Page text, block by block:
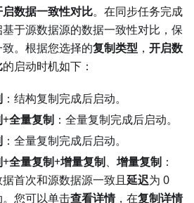
启数据一致性对比。在同步任务完成
于源数据源的数据一致性对比，保
。根据您选择的复制类型 ， 开启数
的启动时机如下：
：结构复制完成后启动。
+全量复制 ：全量复制完成后启动。
：全量复制完成后启动。
+全量复制+增量复制、 增量复制 ：
首次和源数据源一致且延迟为 0
您可以单击查看详情，在复制详情